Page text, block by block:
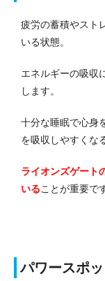
疲労の蓄積やスト
いる状態。
エネルギーの吸収
します。
十分な睡眠で心身
を吸収しやすくな
ライオンズゲート
いることが重要で
パワースポッ